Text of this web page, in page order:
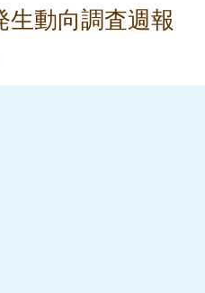
動向調査週報